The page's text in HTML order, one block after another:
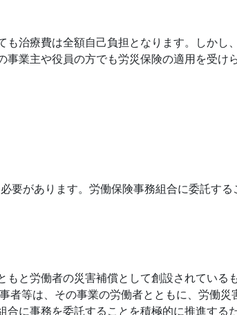
治療費は全額自己負担となります。しかし、
業主や役員の方でも労災保険の適用を受け
要があります。労働保険事務組合に委託する
と労働者の災害補償として創設されている
者等は、その事業の労働者とともに、労働災
に事務を委託することを積極的に推進する